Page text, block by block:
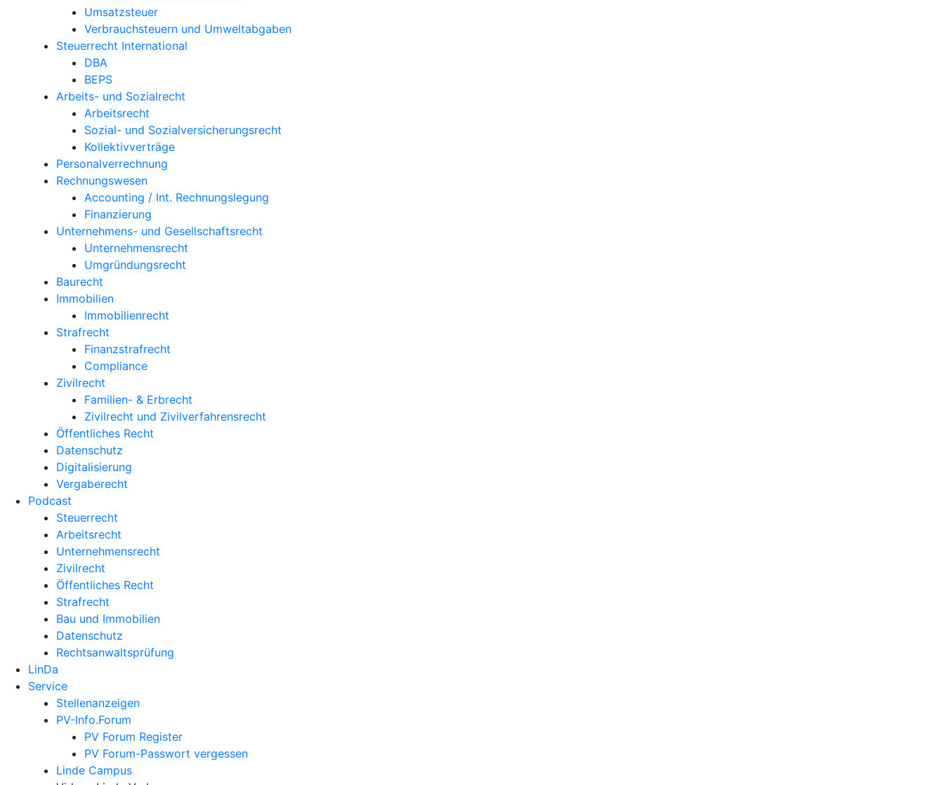
Umsatzsteuer
Verbrauchsteuern und Umweltabgaben
Steuerrecht International
DBA
BEPS
Arbeits- und Sozialrecht
Arbeitsrecht
Sozial- und Sozialversicherungsrecht
Kollektivverträge
Personalverrechnung
Rechnungswesen
Accounting / Int. Rechnungslegung
Finanzierung
Unternehmens- und Gesellschaftsrecht
Unternehmensrecht
Umgründungsrecht
Baurecht
Immobilien
Immobilienrecht
Strafrecht
Finanzstrafrecht
Compliance
Zivilrecht
Familien- & Erbrecht
Zivilrecht und Zivilverfahrensrecht
Öffentliches Recht
Datenschutz
Digitalisierung
Vergaberecht
Podcast
Steuerrecht
Arbeitsrecht
Unternehmens­recht
Zivilrecht
Öffentliches Recht
Strafrecht
Bau und Immobilien
Datenschutz
Rechtsanwalts­prüfung
LinDa
Service
Stellenanzeigen
PV-Info.Forum
PV Forum Register
PV Forum-Passwort vergessen
Linde Campus